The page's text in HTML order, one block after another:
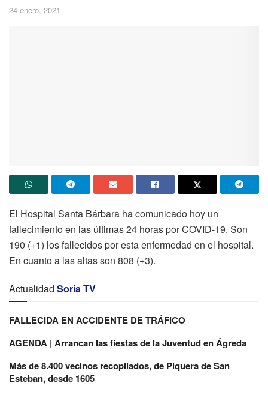
24 enero, 2021
El Hospital Santa Bárbara ha comunicado hoy un
fallecimiento en las últimas 24 horas por COVID-19. Son
190 (+1) los fallecidos por esta enfermedad en el hospital.
En cuanto a las altas son 808 (+3).
Actualidad Soria TV
FALLECIDA EN ACCIDENTE DE TRÁFICO
AGENDA | Arrancan las fiestas de la Juventud en Ágreda
Más de 8.400 vecinos recopilados, de Piquera de San
Esteban, desde 1605